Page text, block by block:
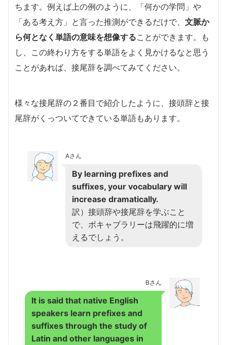
ちます。例えば上の例のように、「何かの学問」や
「ある考え方」と言った推測ができるだけで、 文脈か
ら何となく単語の意味を想像することができます。も
し、この終わり方をする単語をよく見かけるなと思う
ことがあれば、接尾辞を調べてみてください。
様々な接尾辞の２番目で紹介したように、接頭辞と接
尾辞がくっついてできている単語もあります。
Aさん
By learning prefixes and
suffixes, your vocabulary will
increase dramatically.
訳）接頭辞や接尾辞を学ぶこと
で、ボキャブラリーは飛躍的に増
えるでしょう。
Bさん
It is said that native English
speakers learn prefixes and
suffixes through the study of
Latin and other languages in